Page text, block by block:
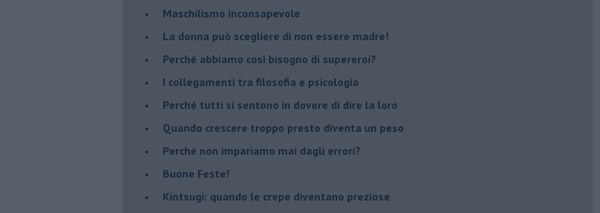
​Maschilismo inconsapevole
​La donna può scegliere di non essere madre!
​Perché abbiamo così bisogno di supereroi?
​I collegamenti tra filosofia e psicologia
​Perché tutti si sentono in dovere di dire la loro
​Quando crescere troppo presto diventa un peso
​Perché non impariamo mai dagli errori?
​Buone Feste!
​Kintsugi: quando le crepe diventano preziose